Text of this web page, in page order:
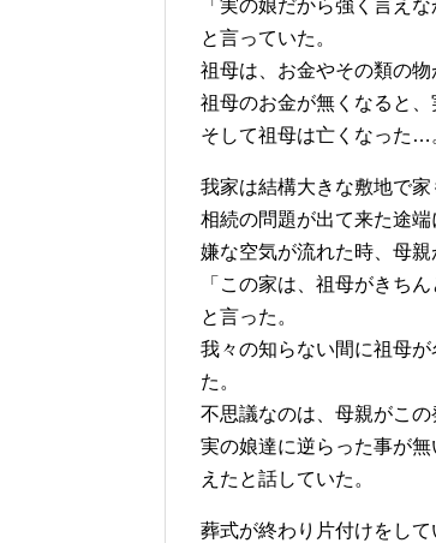
「実の娘だから強く言えな
と言っていた。
祖母は、お金やその類の
祖母のお金が無くなると、
そして祖母は亡くなった…
我家は結構大きな敷地で家
相続の問題が出て来た途
嫌な空気が流れた時、母親
「この家は、祖母がきち
と言った。
我々の知らない間に祖母
た。
不思議なのは、母親がこの
実の娘達に逆らった事が
えたと話していた。
葬式が終わり片付けをし